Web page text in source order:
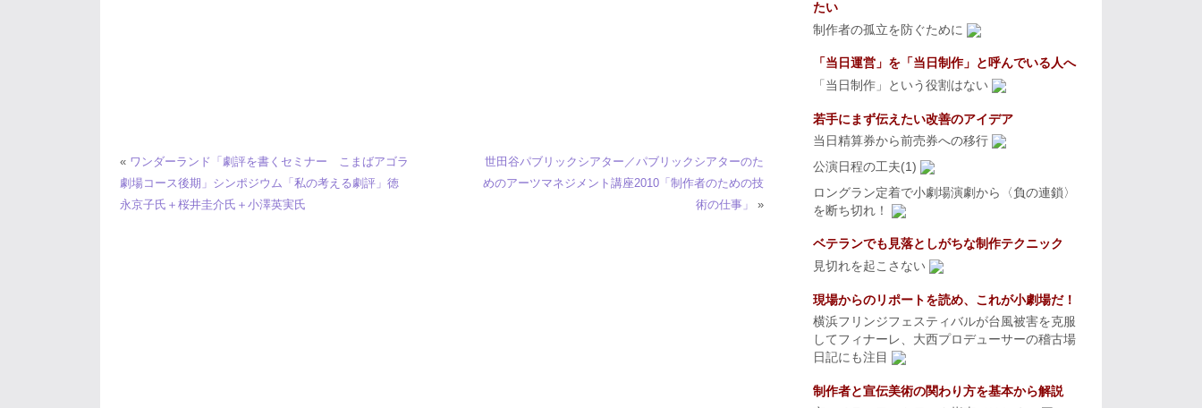
« ワンダーランド「劇評を書くセミナー こまばアゴラ
劇場コース後期」シンポジウム「私の考える劇評」徳
永京子氏＋桜井圭介氏＋小澤英実氏
世田谷パブリックシアター／パブリックシアターのた
めのアーツマネジメント講座2010「制作者のための技
術の仕事」
»
たい
制作者の孤立を防ぐために
「当日運営」を「当日制作」と呼んでいる人へ
「当日制作」という役割はない
若手にまず伝えたい改善のアイデア
当日精算券から前売券への移行
公演日程の工夫(1)
ロングラン定着で小劇場演劇から〈負の連鎖〉
を断ち切れ！
ベテランでも見落としがちな制作テクニック
見切れを起こさない
現場からのリポートを読め、これが小劇場だ！
横浜フリンジフェスティバルが台風被害を克服
してフィナーレ、大西プロデューサーの稽古場
日記にも注目
制作者と宣伝美術の関わり方を基本から解説